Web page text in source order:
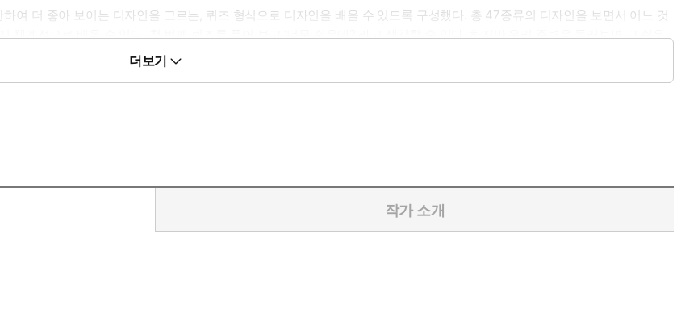
여 더 좋아 보이는 디자인을 고르는, 퀴즈 형식으로 디자인을 배울 수 있도록 구성했다. 총 47종류의 디자인을 보면서 어느 것
체계적으로 배울 수 있다. 첫 번째 퀴즈를 풀어 보고 ‘너무 쉬운데?’라고 생각할 수 있다. 하지만 우리 주변을 둘러보면 그 쉬운
금 더 심플하면 내용이 잘 전해질 텐데’, ‘조금 더 밝게 보정하면 깔끔해 보일 텐데’... 디자인에 대해 하나라도 더 알고 디자인하
식 없이 완성한 안타까운 디자인이 되지 않도록 첫 번째 퀴즈부터 마지막 퀴즈까지 순차적으로 디자인 지식을 쌓아 보자.
더보기
작가 소개